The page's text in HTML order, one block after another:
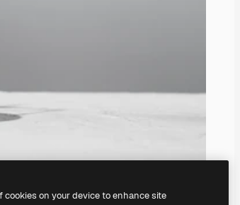
cookies on your device to enhance site